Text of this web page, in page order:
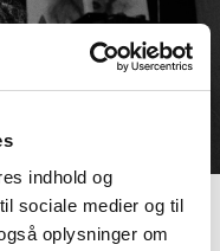
indhold og
sociale medier og til
oplysninger om
- LILLE VEGA